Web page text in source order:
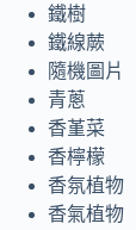
鐵樹
鐵線蕨
隨機圖片
青蔥
香堇菜
香檸檬
香氛植物
香氣植物